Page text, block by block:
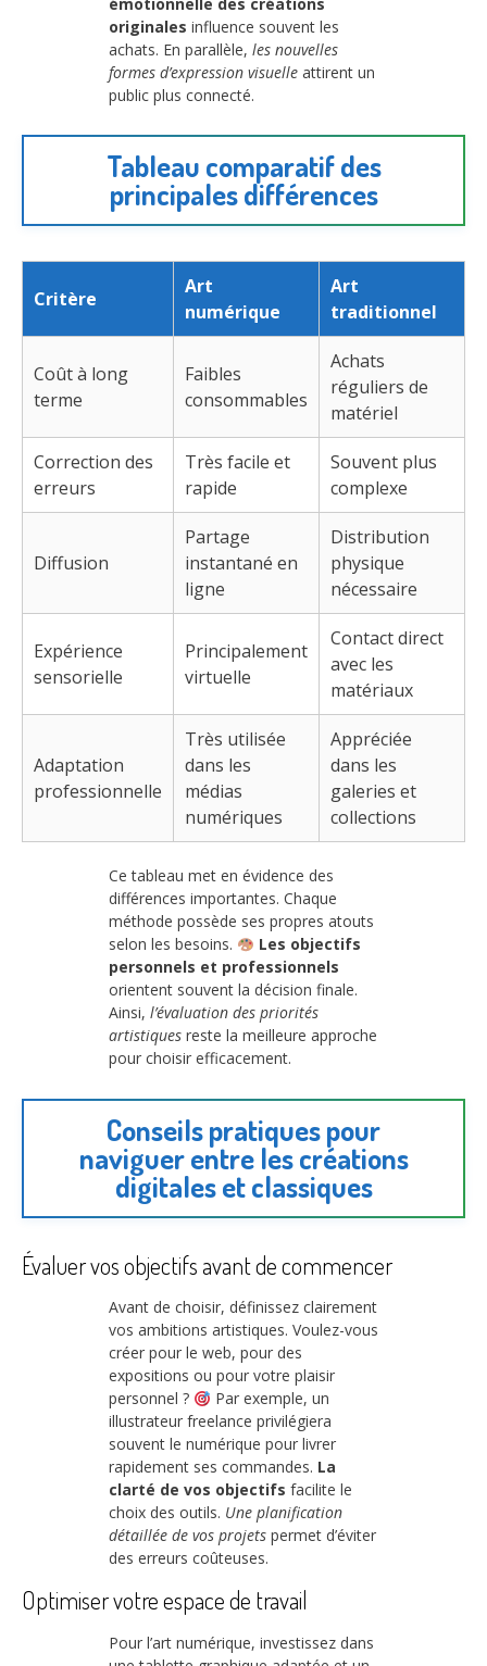
originales influence souvent les
achats. En parallèle, les nouvelles
formes d’expression visuelle attirent un
public plus connecté.
Tableau comparatif des
principales différences
Critère
Art
numérique
Art
traditionnel
Coût à long
terme
Faibles
consommables
Achats
réguliers de
matériel
Correction des
erreurs
Très facile et
rapide
Souvent plus
complexe
Diffusion
Partage
instantané en
ligne
Distribution
physique
nécessaire
Expérience
sensorielle
Principalement
virtuelle
Contact direct
avec les
matériaux
Adaptation
professionnelle
Très utilisée
dans les
médias
numériques
Appréciée
dans les
galeries et
collections
Ce tableau met en évidence des
différences importantes. Chaque
méthode possède ses propres atouts
selon les besoins.
Les objectifs
personnels et professionnels
orientent souvent la décision finale.
Ainsi, l’évaluation des priorités
artistiques reste la meilleure approche
pour choisir efficacement.
Conseils pratiques pour
naviguer entre les créations
digitales et classiques
Évaluer vos objectifs avant de commencer
Avant de choisir, définissez clairement
vos ambitions artistiques. Voulez-vous
créer pour le web, pour des
expositions ou pour votre plaisir
personnel ?
Par exemple, un
illustrateur freelance privilégiera
souvent le numérique pour livrer
rapidement ses commandes. La
clarté de vos objectifs facilite le
choix des outils. Une planification
détaillée de vos projets permet d’éviter
des erreurs coûteuses.
Optimiser votre espace de travail
Pour l’art numérique, investissez dans